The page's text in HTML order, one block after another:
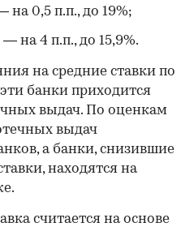
0,5 п.п., до 19%;
на 4 п.п., до 15,9%.
на средние ставки по
банки приходится
выдач. По оценкам
выдач
а банки, снизившие
находятся на
считается на основе